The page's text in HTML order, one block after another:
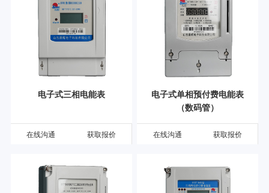
电子式三相电能表
在线沟通 获取报价
电子式单相预付费电能表
（数码管）
在线沟通 获取报价